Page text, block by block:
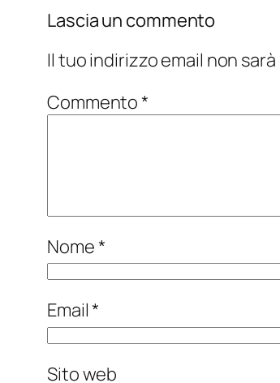
Lascia un commento
Il tuo indirizzo email non
Commento*
Nome*
Email*
Sito web